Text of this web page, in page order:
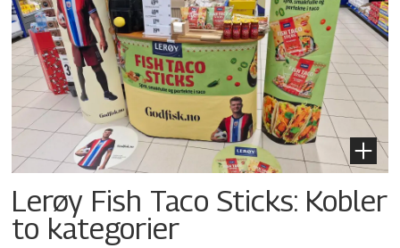
Lerøy Fish Taco Sticks: Kobler
to kategorier